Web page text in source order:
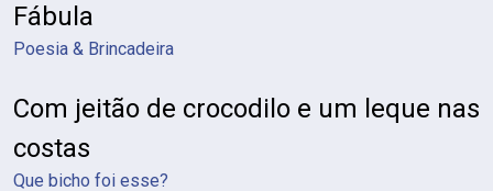
Fábula
Poesia & Brincadeira
Com jeitão de crocodilo e um leque nas
costas
Que bicho foi esse?